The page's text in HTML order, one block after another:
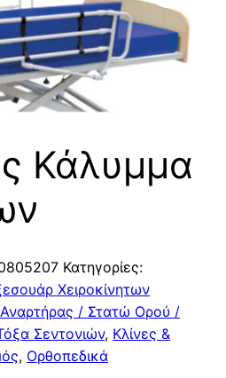
Κάλυμμα
Κατηγορίες:
Χειροκίνητων
Αναρτήρας / Στατώ Ορού /
Σεντονιών, Κλίνες &
, Ορθοπεδικά